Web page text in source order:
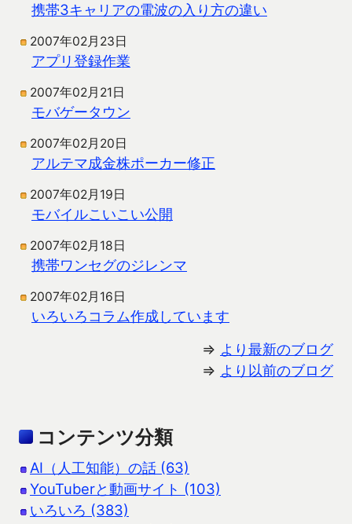
携帯3キャリアの電波の入り方の違い
2007年02月23日
アプリ登録作業
2007年02月21日
モバゲータウン
2007年02月20日
アルテマ成金株ポーカー修正
2007年02月19日
モバイルこいこい公開
2007年02月18日
携帯ワンセグのジレンマ
2007年02月16日
いろいろコラム作成しています
⇒ より最新のブログ
⇒ より以前のブログ
コンテンツ分類
AI（人工知能）の話 (63)
YouTuberと動画サイト (103)
いろいろ (383)